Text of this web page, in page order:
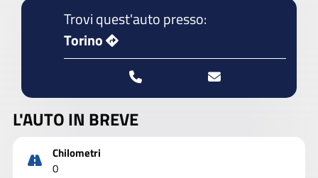
Trovi quest'auto presso:
Torino
L'AUTO IN BREVE
Chilometri
0